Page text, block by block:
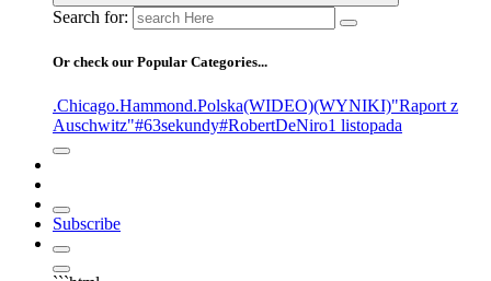
Search for:
Or check our Popular Categories...
.Chicago.Hammond.Polska(WIDEO)(WYNIKI)"Raport z
Auschwitz"#63sekundy#RobertDeNiro1 listopada
Subscribe